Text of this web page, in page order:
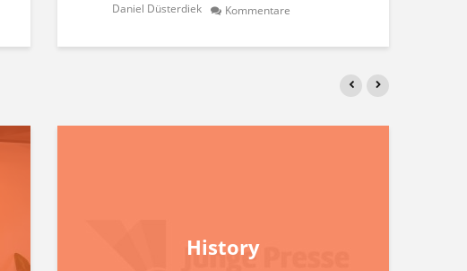
Daniel Düsterdiek Kommentare
History